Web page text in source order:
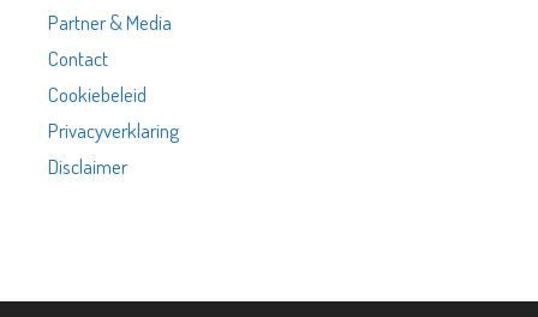
Partner & Media
Contact
Cookiebeleid
Privacyverklaring
Disclaimer